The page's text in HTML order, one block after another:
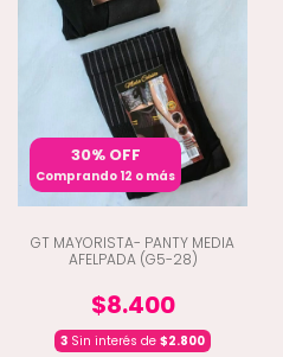
30% OFF
Comprando 12 o más
GT MAYORISTA- PANTY MEDIA
AFELPADA (G5-28)
$8.400
3 Sin interés de $2.800